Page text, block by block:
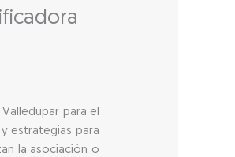
para el
estrategias para
la asociación o